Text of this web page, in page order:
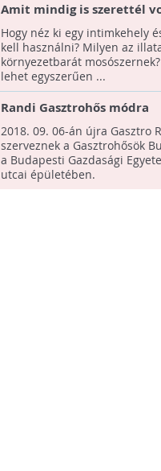
Amit mindig is szerettél
tudni a zöld életmódról, de
merted megkérdezni - Itt
Zöldülők Vására!
Hogy néz ki egy intimkehely
kell használni? Milyen az
környezetbarát
lehet egyszerűen ...
Randi Gasztrohős módra
2018. 09. 06-án újra Gasztro
szerveznek a Gasztrohősök
a Budapesti Gazdasági
utcai épületében.